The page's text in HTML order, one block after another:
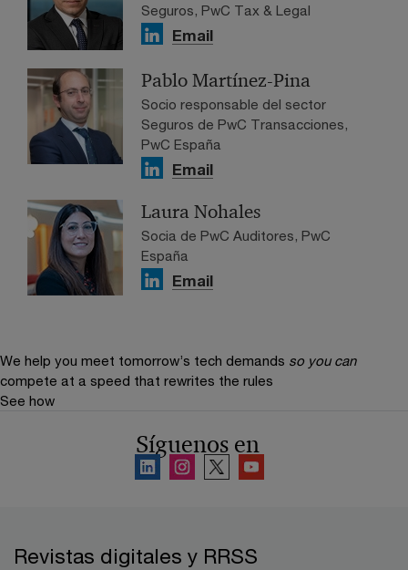
Seguros, PwC Tax & Legal
Email
Pablo Martínez-Pina
Socio responsable del sector
Seguros de PwC Transacciones,
PwC España
Email
Laura Nohales
Socia de PwC Auditores, PwC
España
Email
We help you meet tomorrow’s tech demands so you can
compete at a speed that rewrites the rules
See how
Síguenos en
Revistas digitales y RRSS